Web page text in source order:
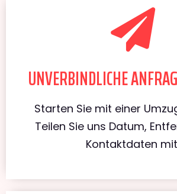
UNVERBINDLICHE
Starten Sie mit einer
Teilen Sie uns Datum,
Kontaktdaten